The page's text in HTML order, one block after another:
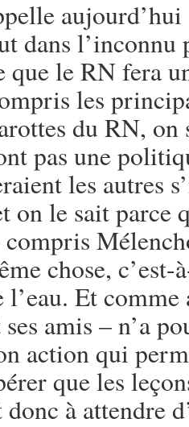
dans
que le RN fera
les
du RN, on
pas une
les autres
on le sait parce
chose,
Et
amis – n’a
action qui
que les
donc à attendre